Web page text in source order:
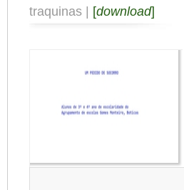
traquinas | [download]